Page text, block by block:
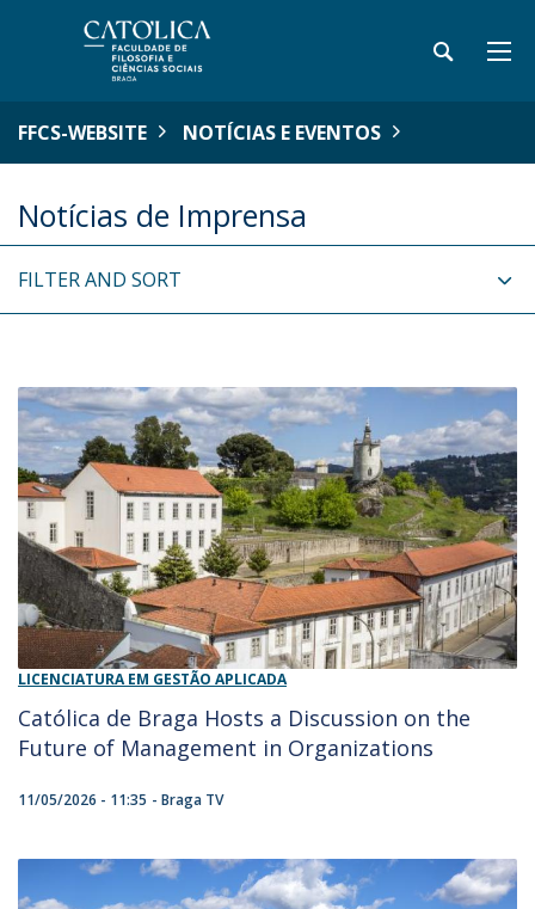
FFCS-WEBSITE NOTÍCIAS E EVENTOS
Notícias de Imprensa
FILTER AND SORT
LICENCIATURA EM GESTÃO APLICADA
Católica de Braga Hosts a Discussion on the
Future of Management in Organizations
11/05/2026 - 11:35 Braga TV